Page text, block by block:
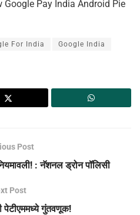
Google Pay India Android Pie
For India Google India
Post
: नॅशनल ड्रोन पॉलिसी
Post
पेटीएममध्ये गुंतवणूक!